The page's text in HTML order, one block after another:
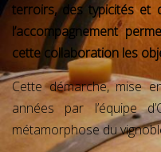
terroirs, des typicités et
l’accompagnement
cette collaboration les
Cette démarche, mise
années par l’équipe
métamorphose du